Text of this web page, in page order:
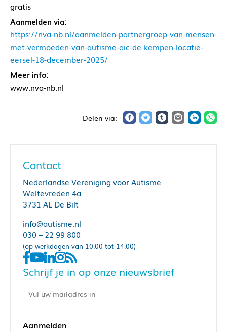
gratis
Aanmelden via:
https://nva-nb.nl/aanmelden-partnergroep-van-mensen-
met-vermoeden-van-autisme-aic-de-kempen-locatie-
eersel-18-december-2025/
Meer info:
www.nva-nb.nl
Contact
Nederlandse Vereniging voor Autisme
Weltevreden 4a
3731 AL De Bilt
info@autisme.nl
030 – 22 99 800
(op werkdagen van 10.00 tot 14.00)
Schrijf je in op onze nieuwsbrief